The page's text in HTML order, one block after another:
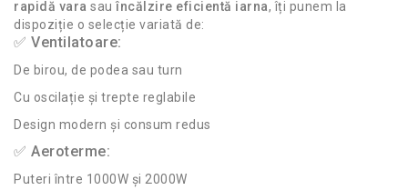
rapidă vara sau încălzire eficientă iarna, îți punem la
dispoziție o selecție variată de:
✅ Ventilatoare:
De birou, de podea sau turn
Cu oscilație și trepte reglabile
Design modern și consum redus
✅ Aeroterme:
Puteri între 1000W și 2000W